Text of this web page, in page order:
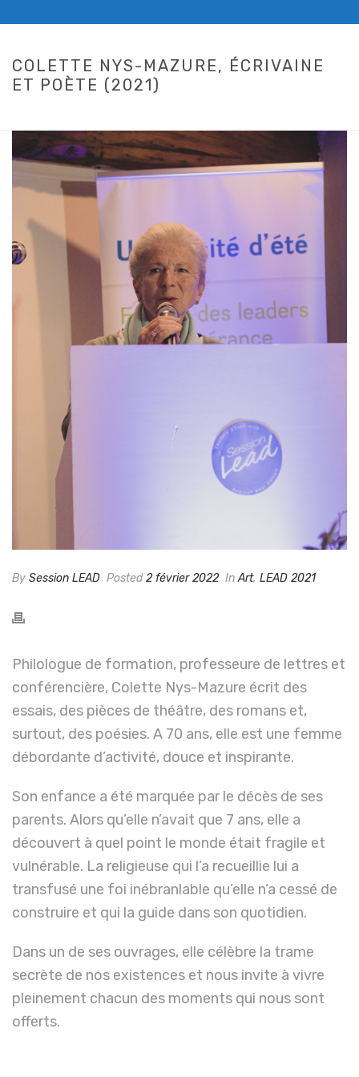
COLETTE NYS-MAZURE, ÉCRIVAINE
ET POÈTE (2021)
By Session LEAD Posted2 février 2022 InArt, LEAD 2021
Philologue de formation, professeure de lettres et
conférencière, Colette Nys-Mazure écrit des
essais, des pièces de théâtre, des romans et,
surtout, des poésies. A 70 ans, elle est une femme
débordante d’activité, douce et inspirante.
Son enfance a été marquée par le décès de ses
parents. Alors qu’elle n’avait que 7 ans, elle a
découvert à quel point le monde était fragile et
vulnérable. La religieuse qui l’a recueillie lui a
transfusé une foi inébranlable qu’elle n’a cessé de
construire et qui la guide dans son quotidien.
Dans un de ses ouvrages, elle célèbre la trame
secrète de nos existences et nous invite à vivre
pleinement chacun des moments qui nous sont
offerts.